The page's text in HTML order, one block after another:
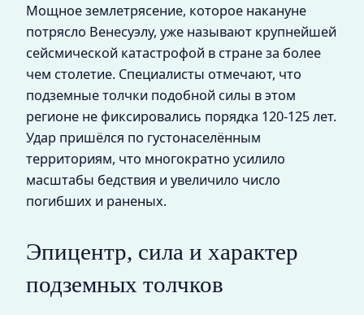
Мощное землетрясение, которое накануне
потрясло Венесуэлу, уже называют крупнейшей
сейсмической катастрофой в стране за более
чем столетие. Специалисты отмечают, что
подземные толчки подобной силы в этом
регионе не фиксировались порядка 120-125 лет.
Удар пришёлся по густонаселённым
территориям, что многократно усилило
масштабы бедствия и увеличило число
погибших и раненых.
Эпицентр, сила и характер
подземных толчков